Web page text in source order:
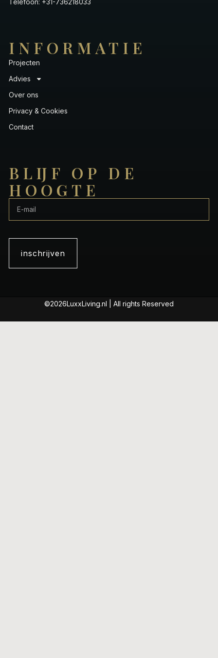
Telefoon: +31-736218033
INFORMATIE
Projecten
Advies
Over ons
Privacy & Cookies
Contact
BLIJF OP DE
HOOGTE
inschrijven
©2026LuxxLiving.nl | All rights Reserved